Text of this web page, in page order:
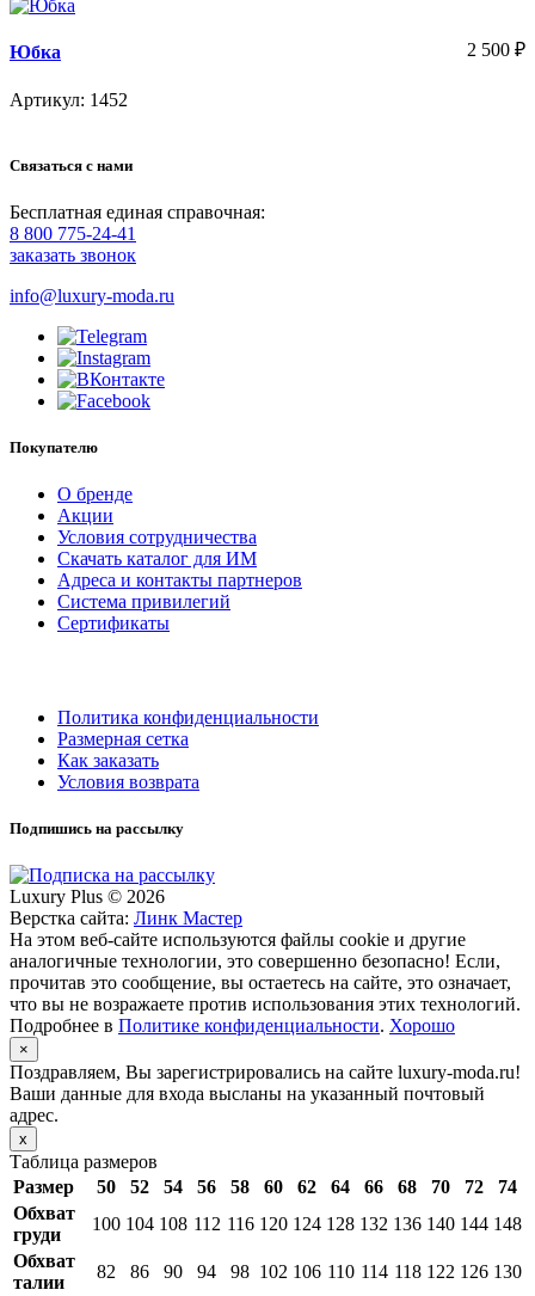
Юбка
Артикул: 1452
2 500 ₽
Связаться с нами
Бесплатная единая справочная:
8 800 775-24-41
заказать звонок
info@luxury-moda.ru
Покупателю
О бренде
Акции
Условия сотрудничества
Скачать каталог для ИМ
Адреса и контакты партнеров
Система привилегий
Сертификаты
Политика конфиденциальности
Размерная сетка
Как заказать
Условия возврата
Подпишись на рассылку
Luxury Plus © 2026
Верстка сайта: Линк Мастер
На этом веб-сайте используются файлы cookie и другие
аналогичные технологии, это совершенно безопасно! Если,
прочитав это сообщение, вы остаетесь на сайте, это означает,
что вы не возражаете против использования этих технологий.
Подробнее в Политике конфиденциальности. Хорошо
×
Поздравляем, Вы зарегистрировались на сайте luxury-moda.ru!
Ваши данные для входа высланы на указанный почтовый
адрес.
x
Таблица размеров
Размер
50 52 54 56 58 60 62 64 66 68 70 72
74
Обхват
груди
100 104 108 112 116 120 124 128 132 136 140 144 148
Обхват
талии
82 86 90 94 98 102 106 110 114 118 122 126 130